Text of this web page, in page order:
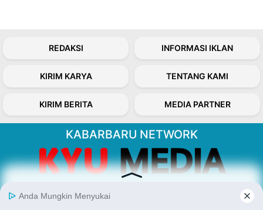
REDAKSI INFORMASI IKLAN
KIRIM KARYA TENTANG KAMI
KIRIM BERITA MEDIA PARTNER
KABARBARU NETWORK
About Our Kabarbaru.co